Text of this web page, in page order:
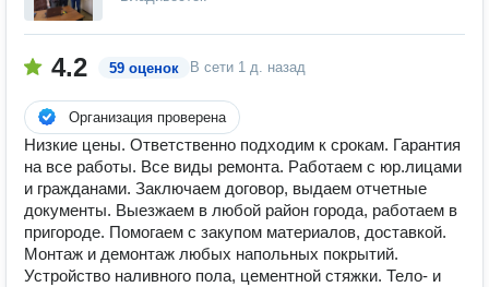
4.2 59 оценок В сети 1 д. назад
Организация проверена
Низкие цены. Ответственно подходим к срокам. Гарантия
на все работы. Все виды ремонта. Работаем с юр.лицами
и гражданами. Заключаем договор, выдаем отчетные
документы. Выезжаем в любой район города, работаем в
пригороде. Помогаем с закупом материалов, доставкой.
Монтаж и демонтаж любых напольных покрытий.
Устройство наливного пола, цементной стяжки. Тело- и